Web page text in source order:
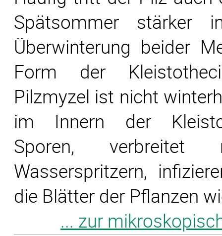
Spätsommer stärker
Überwinterung beider
Form der
Pilzmyzel ist nicht
im Innern der
Sporen,
Wasserspritzern,
die Blätter der Pflanzen
... zur